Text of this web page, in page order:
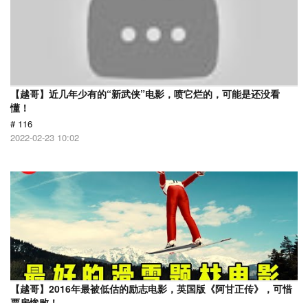
【越哥】近几年少有的“新武侠”电影，喷它烂的，可能是还没看
懂！
# 116
2022-02-23 10:02
【越哥】2016年最被低估的励志电影，英国版《阿甘正传》，可惜